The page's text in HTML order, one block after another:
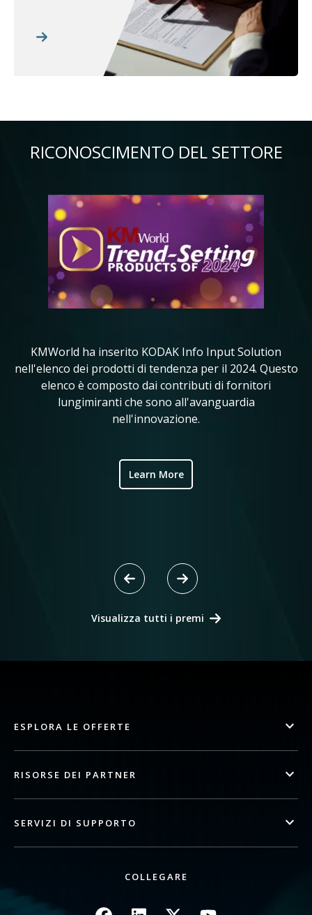
RICONOSCIMENTO DEL SETTORE
Immagine
KMWorld ha inserito KODAK Info Input Solution
nell'elenco dei prodotti di tendenza per il 2024. Questo
elenco è composto dai contributi di fornitori
lungimiranti che sono all'avanguardia
nell'innovazione.
Learn More
Visualizza tutti i premi
ESPLORA LE OFFERTE
RISORSE DEI PARTNER
SERVIZI DI SUPPORTO
COLLEGARE